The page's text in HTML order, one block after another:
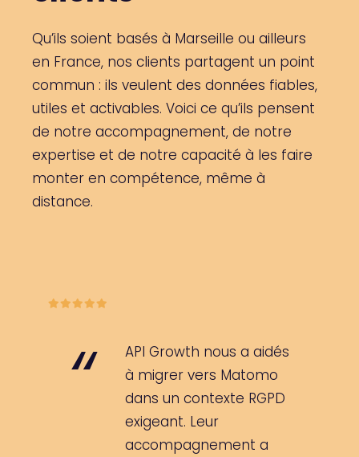
Qu’ils soient basés à Marseille ou ailleurs
en France, nos clients partagent un point
commun : ils veulent des données fiables,
utiles et activables. Voici ce qu’ils pensent
de notre accompagnement, de notre
expertise et de notre capacité à les faire
monter en compétence, même à
distance.
API Growth nous a aidés
à migrer vers Matomo
dans un contexte RGPD
exigeant. Leur
accompagnement a